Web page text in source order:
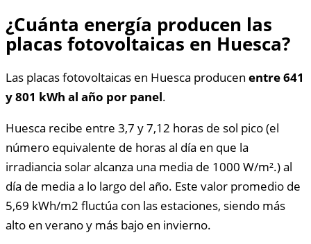
¿Cuánta energía producen las
placas fotovoltaicas en Huesca?
Las placas fotovoltaicas en Huesca producen entre 641
y 801 kWh al año por panel.
Huesca recibe entre 3,7 y 7,12 horas de sol pico (el
número equivalente de horas al día en que la
irradiancia solar alcanza una media de 1000 W/m².) al
día de media a lo largo del año. Este valor promedio de
5,69 kWh/m2 fluctúa con las estaciones, siendo más
alto en verano y más bajo en invierno.